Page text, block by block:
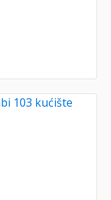
103 kućište